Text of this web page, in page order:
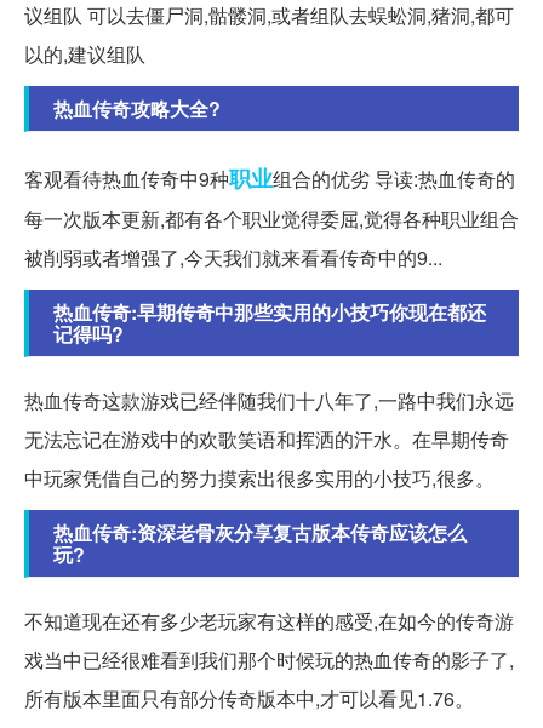
议组队 可以去僵尸洞,骷髅洞,或者组队去蜈蚣洞,猪洞,都可
以的,建议组队
热血传奇攻略大全?
客观看待热血传奇中9种职业组合的优劣 导读:热血传奇的
每一次版本更新,都有各个职业觉得委屈,觉得各种职业组合
被削弱或者增强了,今天我们就来看看传奇中的9...
热血传奇:早期传奇中那些实用的小技巧你现在都还
记得吗?
热血传奇这款游戏已经伴随我们十八年了,一路中我们永远
无法忘记在游戏中的欢歌笑语和挥洒的汗水。在早期传奇
中玩家凭借自己的努力摸索出很多实用的小技巧,很多。
热血传奇:资深老骨灰分享复古版本传奇应该怎么
玩?
不知道现在还有多少老玩家有这样的感受,在如今的传奇游
戏当中已经很难看到我们那个时候玩的热血传奇的影子了,
所有版本里面只有部分传奇版本中,才可以看见1.76。